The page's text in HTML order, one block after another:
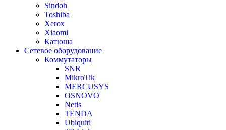
Sindoh
Toshiba
Xerox
Xiaomi
Катюша
Сетевое оборудование
Коммутаторы
SNR
MikroTik
MERCUSYS
OSNOVO
Netis
TENDA
Ubiquiti